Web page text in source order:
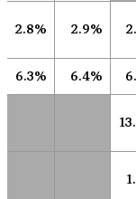
2.9%
2.8%
6.4%
6.3%